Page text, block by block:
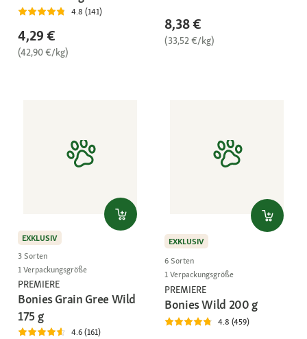
4.8 (141)
4,29 €
(42,90 €/kg)
8,38 €
(33,52 €/kg)
EXKLUSIV
3 Sorten
1 Verpackungsgröße
PREMIERE
Bonies Grain Gree Wild
175 g
4.6 (161)
EXKLUSIV
6 Sorten
1 Verpackungsgröße
PREMIERE
Bonies Wild 200 g
4.8 (459)